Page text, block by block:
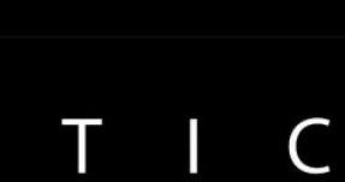
Miep van Riessen (1944-2015)